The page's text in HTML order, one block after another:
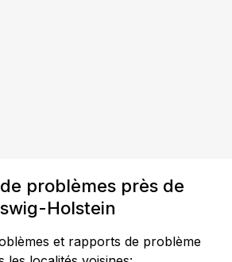
problèmes près de
Holstein
et rapports de problème